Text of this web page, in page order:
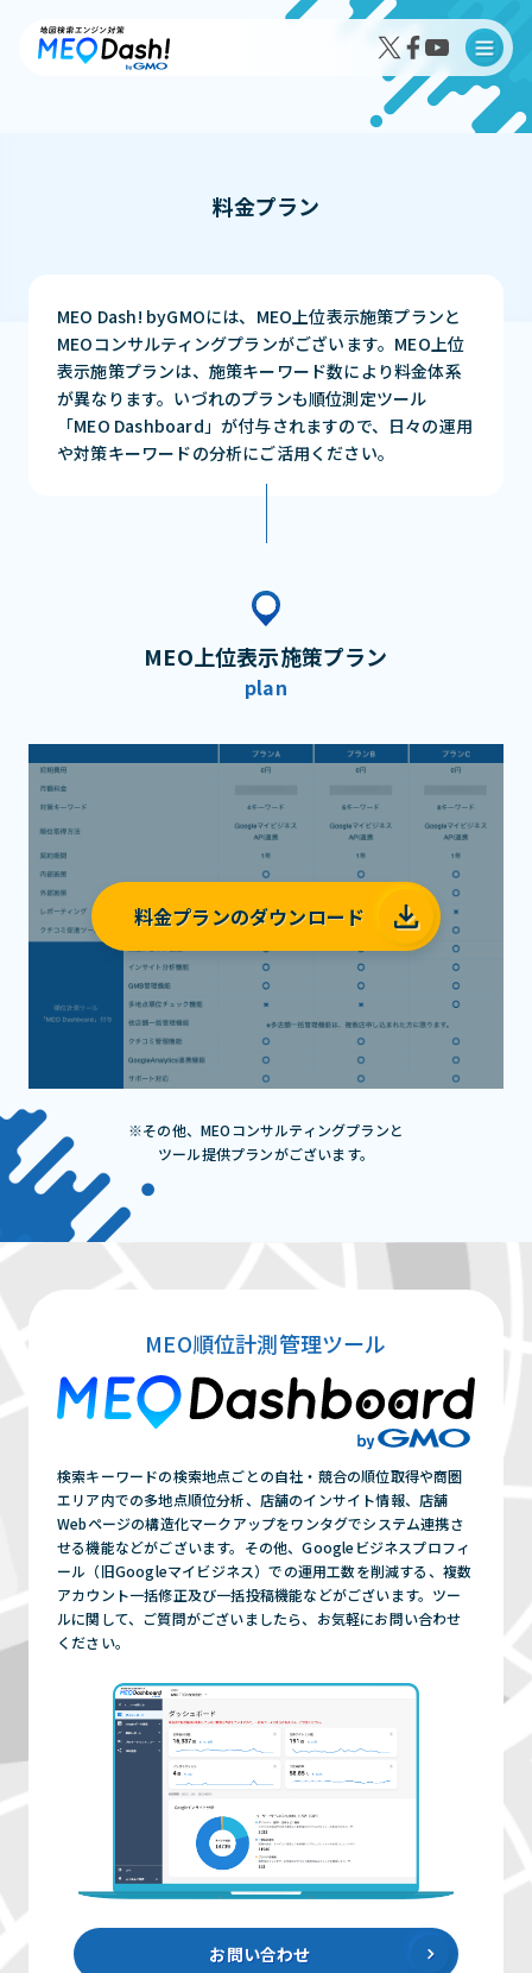
導入事例インタビュー
料金プラン
MEO Dash! byGMOには、MEO上位表示施策プランと
MEOコンサルティングプランがございます。MEO上位
表示施策プランは、施策キーワード数により料金体系
が異なります。いづれのプランも順位測定ツール
「MEO Dashboard」が付与されますので、日々の運用
や対策キーワードの分析にご活用ください。
MEO上位表示施策プラン
plan
料金プランのダウンロード
※その他、MEOコンサルティングプランと
ツール提供プランがございます。
MEO順位計測管理ツール
検索キーワードの検索地点ごとの自社・競合の順位取得や商圏
エリア内での多地点順位分析、店舗のインサイト情報、店舗
Webページの構造化マークアップをワンタグでシステム連携さ
せる機能などがございます。その他、Googleビジネスプロフィ
ール（旧Googleマイビジネス）での運用工数を削減する、複数
アカウント一括修正及び一括投稿機能などがございます。ツー
ルに関して、ご質問がございましたら、お気軽にお問い合わせ
ください。
お問い合わせ